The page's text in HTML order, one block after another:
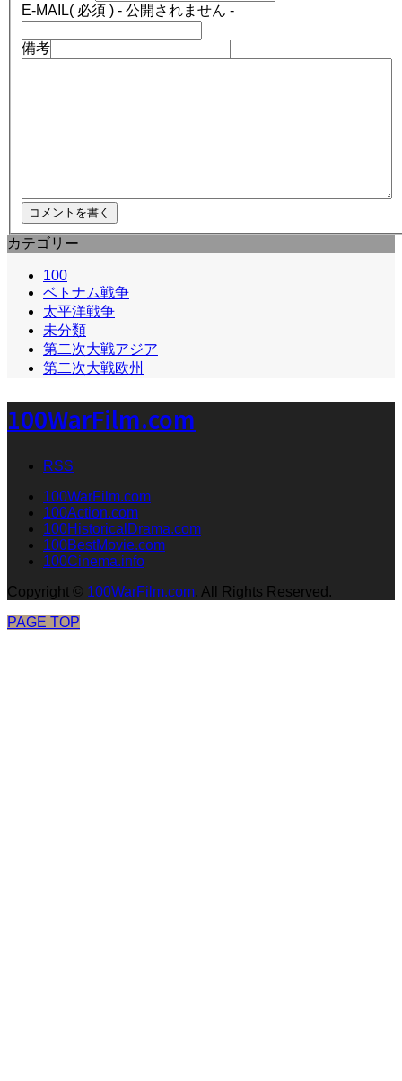
E-MAIL( 必須 ) - 公開されません -
備考
カテゴリー
100
ベトナム戦争
太平洋戦争
未分類
第二次大戦アジア
第二次大戦欧州
100WarFilm.com
RSS
100WarFilm.com
100Action.com
100HistoricalDrama.com
100BestMovie.com
100Cinema.info
Copyright © 100WarFilm.com. All Rights Reserved.
PAGE TOP